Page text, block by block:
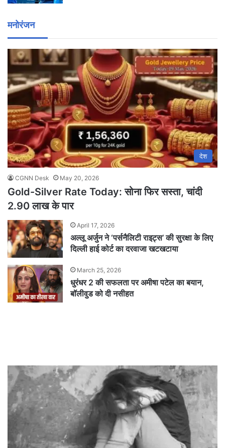
मनोरंजन
देश
CGNN Desk May 20, 2026
Gold-Silver Rate Today: सोना फिर सस्ता, चांदी
2.90 लाख के पार
April 17, 2026
अल्लू अर्जुन ने ‘पर्सनैलिटी राइट्स’ की सुरक्षा के लिए
दिल्ली हाई कोर्ट का दरवाजा खटखटाया
March 25, 2026
धुरंधर 2 की सफलता पर अमीषा पटेल का बयान,
बॉलीवुड को दी नसीहत